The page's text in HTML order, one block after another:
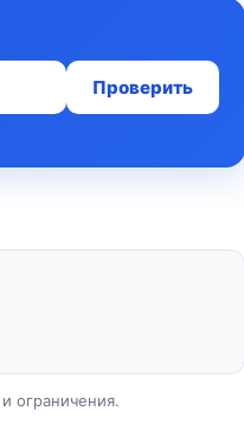
Проверить
ограничения.